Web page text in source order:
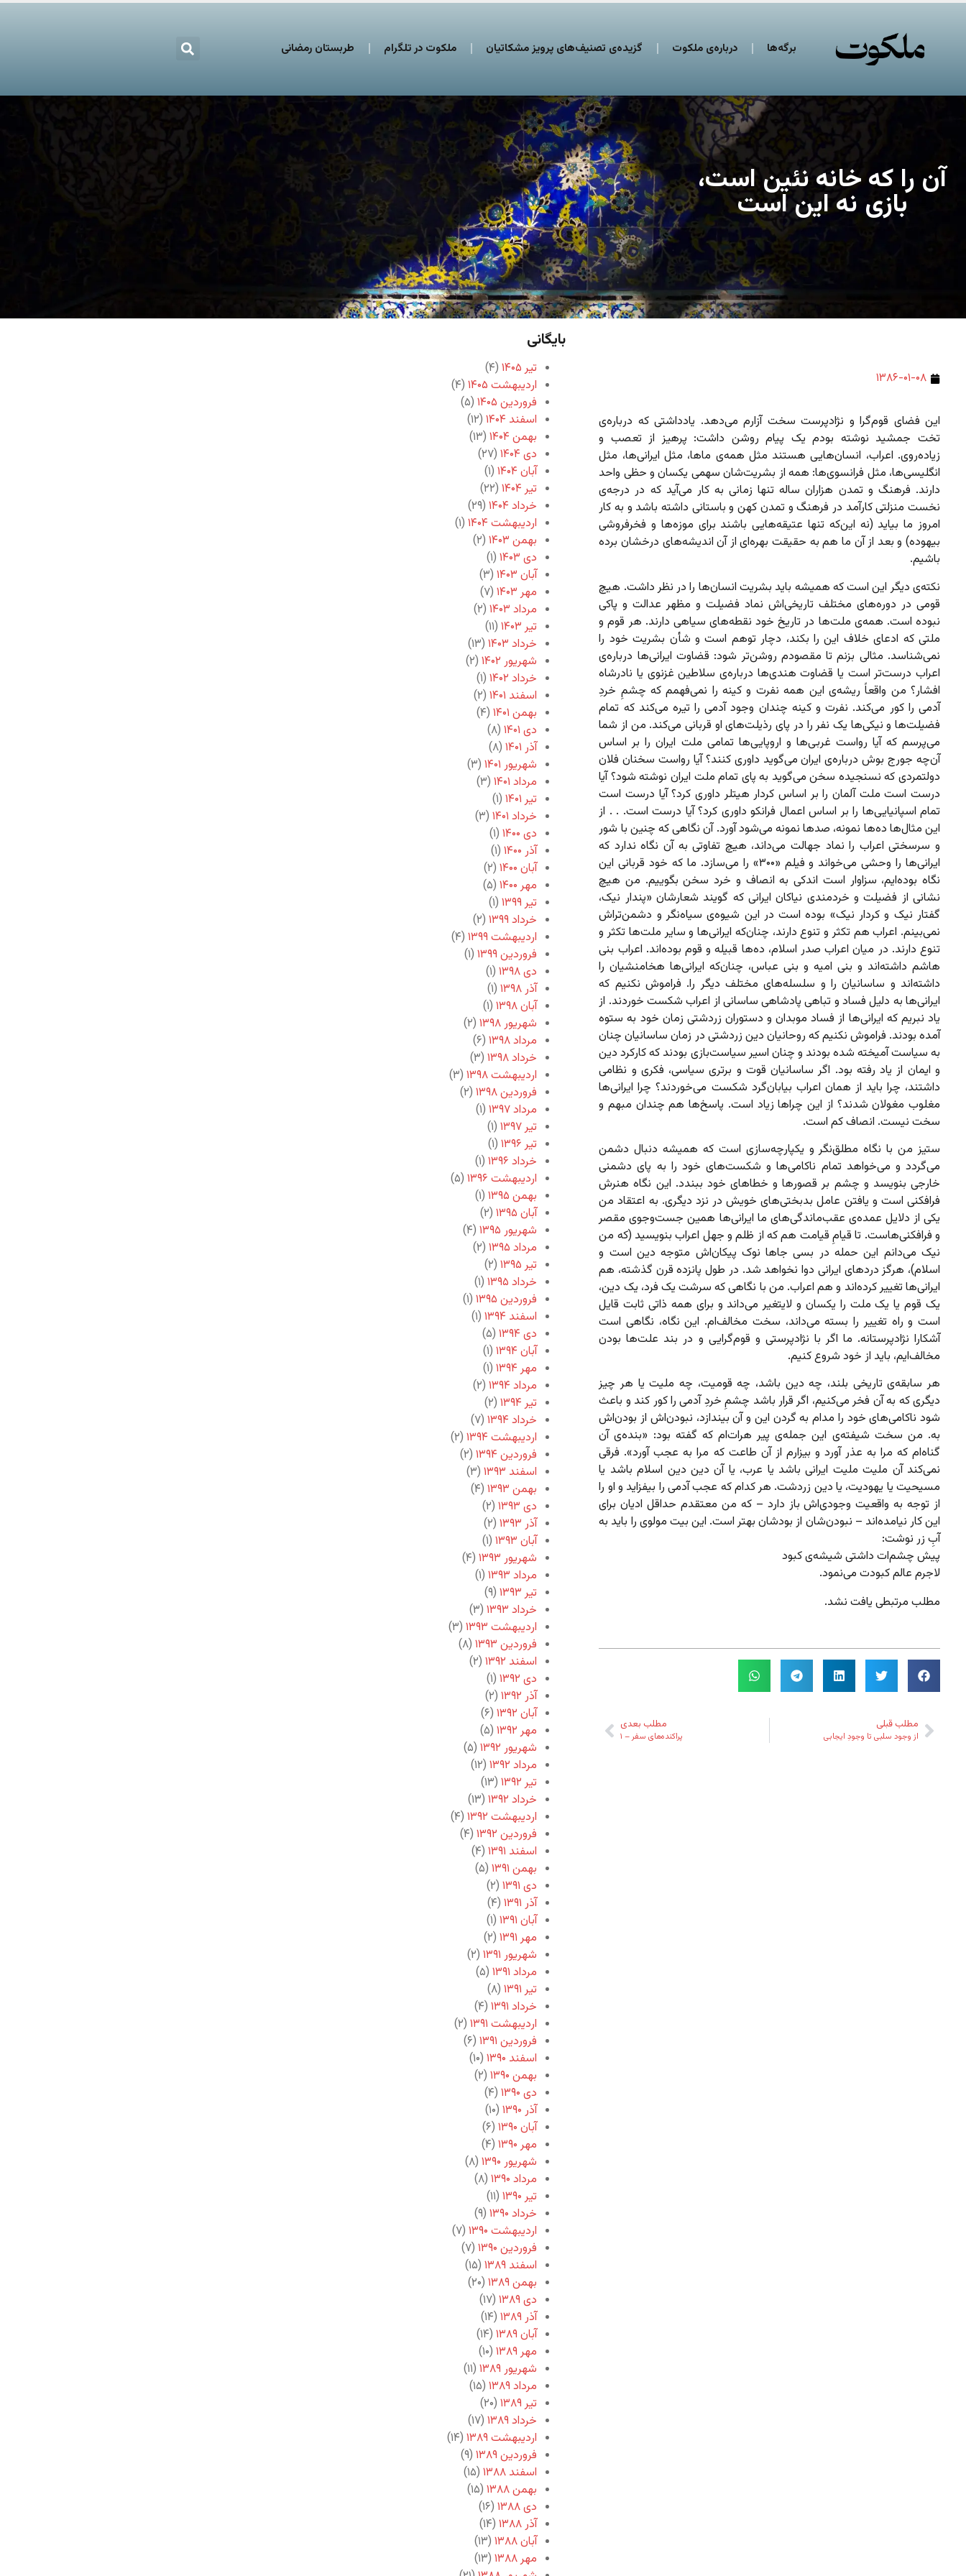
برگه‌ها درباره‌ی ملکوت گزیده‌ی تصنیف‌های پرویز مشکاتیان ملکوت در تلگرام طربستان رمضانی
آن را که خانه نئین است،
بازی نه این است
۱۳۸۶-۰۱-۰۸
این فضای قوم‌گرا و نژادپرست سخت آزارم می‌دهد. یادداشتی که درباره‌ی
تخت جمشید نوشته بودم یک پیام روشن داشت: پرهیز از تعصب و
زیاده‌روی. اعراب، انسان‌هایی هستند مثل همه‌ی ماها، مثل ایرانی‌ها، مثل
انگلیسی‌ها، مثل فرانسوی‌ها: همه از بشریت‌شان سهمی یکسان و حظی واحد
دارند. فرهنگ و تمدن هزاران ساله تنها زمانی به کار می‌آید که در درجه‌ی
نخست منزلتی کارآمد در فرهنگ و تمدن کهن و باستانی داشته باشد و به کار
امروز ما بیاید (نه این‌که تنها عتیقه‌هایی باشند برای موزه‌ها و فخرفروشی
بیهوده) و بعد از آن ما هم به حقیقت بهره‌ای از آن اندیشه‌های درخشان برده
باشیم.
نکته‌ی دیگر این است که همیشه باید بشریت انسان‌ها را در نظر داشت. هیچ
قومی در دوره‌های مختلف تاریخی‌اش نماد فضیلت و مظهر عدالت و پاکی
نبوده است. همه‌ی ملت‌ها در تاریخ خود نقطه‌های سیاهی دارند. هر قوم و
ملتی که ادعای خلاف این را بکند، دچار توهم است و شأن بشریت خود را
نمی‌شناسد. مثالی بزنم تا مقصودم روشن‌تر شود: قضاوت ایرانی‌ها درباره‌ی
اعراب درست‌تر است یا قضاوت هندی‌ها درباره‌ی سلاطین غزنوی یا نادرشاه
افشار؟ من واقعاً ریشه‌ی این همه نفرت و کینه را نمی‌فهمم که چشمِ خردِ
آدمی را کور می‌‌کند. نفرت و کینه چندان وجود آدمی را تیره می‌کند که تمام
فضیلت‌ها و نیکی‌ها یک نفر را در پای رذیلت‌های او قربانی می‌کند. من از شما
می‌پرسم که آیا رواست غربی‌ها و اروپایی‌ها تمامی ملت ایران را بر اساس
آن‌چه جورج بوش درباره‌ی ایران می‌گوید داوری کنند؟ آیا رواست سخنان فلان
دولتمردی که نسنجیده سخن می‌گوید به پای تمام ملت ایران نوشته شود؟ آیا
درست است ملت آلمان را بر اساس کردار هیتلر داوری کرد؟ آیا درست است
تمام اسپانیایی‌ها را بر اساس اعمال فرانکو داوری کرد؟ آیا درست است. . . از
این مثال‌ها ده‌ها نمونه، صدها نمونه می‌شود آورد. آن نگاهی که چنین با شور
و سرسختی اعراب را نماد جهالت می‌داند، هیچ تفاوتی به آن نگاه ندارد که
ایرانی‌ها را وحشی می‌خواند و فیلم «۳۰۰» را می‌سازد. ما که خود قربانی این
نگاه بوده‌ایم، سزاوار است اندکی به انصاف و خرد سخن بگوییم. من هیچ
نشانی از فضیلت و خردمندی نیاکان ایرانی که گویند شعارشان «پندار نیک،
گفتار نیک و کردار نیک» بوده است در این شیوه‌ی سیاه‌نگر و دشمن‌تراش
نمی‌بینم. اعراب هم تکثر و تنوع دارند، چنان‌که ایرانی‌ها و سایر ملت‌ها تکثر و
تنوع دارند. در میان اعراب صدر اسلام، ده‌ها قبیله و قوم بوده‌اند. اعراب بنی
‌هاشم داشته‌اند و بنی امیه و بنی عباس، چنان‌که ایرانی‌ها هخامنشیان را
داشته‌اند و ساسانیان را و سلسله‌های مختلف دیگر را. فراموش نکنیم که
ایرانی‌ها به دلیل فساد و تباهی پادشاهی ساسانی از اعراب شکست خوردند. از
یاد نبریم که ایرانی‌ها از فساد موبدان و دستوران زردشتی زمان خود به ستوه
آمده بودند. فراموش نکنیم که روحانیان دین زردشتی در زمان ساسانیان چنان
به سیاست آمیخته شده بودند و چنان اسیر سیاست‌بازی بودند که کارکرد دین
و ایمان از یاد رفته بود. اگر ساسانیان قوت و برتری سیاسی، فکری و نظامی
داشتند، چرا باید از همان اعراب بیابان‌گرد شکست می‌خوردند؟ چرا ایرانی‌ها
مغلوب مغولان شدند؟ از این چراها زیاد است. پاسخ‌ها هم چندان مبهم و
سخت نیست. انصاف کم است.
ستیز من با نگاه مطلق‌نگر و یکپارچه‌سازی است که همیشه دنبال دشمن
می‌گردد و می‌خواهد تمام ناکامی‌ها و شکست‌های خود را به پای دشمنی
خارجی بنویسد و چشم بر قصورها و خطاهای خود ببندد. این نگاه هنرش
فرافکنی است و یافتن عامل بدبختی‌های خویش در نزد دیگری. به اعتقاد من
یکی از دلایل عمده‌ی عقب‌ماندگی‌های ما ایرانی‌ها همین جست‌وجوی مقصر
و فرافکنی‌هاست. تا قیامِ قیامت‌ هم که از ظلم و جهل اعراب بنویسید (که من
نیک می‌دانم این حمله در بسی جاها نوک پیکان‌اش متوجه دین است و
اسلام)، هرگز دردهای ایرانی دوا نخواهد شد. در طول پانزده قرن گذشته، هم
ایرانی‌ها تغییر کرده‌اند و هم اعراب. من با نگاهی که سرشت یک فرد، یک دین،
یک قوم یا یک ملت را یکسان و لایتغیر می‌داند و برای همه ذاتی ثابت قایل
است و راه تغییر را بسته می‌داند، سخت مخالف‌ام. این نگاه، نگاهی است
آشکارا نژادپرستانه. ما اگر با نژادپرستی و قوم‌گرایی و در بند علت‌ها بودن
مخالف‌ایم، باید از خود شروع کنیم.
هر سابقه‌ی تاریخی بلند، چه دین باشد، چه قومیت، چه ملیت یا هر چیز
دیگری که به آن فخر می‌کنیم، اگر قرار باشد چشمِ خردِ آدمی را کور کند و باعث
شود ناکامی‌های خود را مدام به گردن این و آن بیندازد، نبودن‌اش از بودن‌اش
به. من سخت شیفته‌ی این جمله‌ی پیر هرات‌ام که گفته بود: «بنده‌ی آن
گناه‌ام که مرا به عذر آورد و بیزارم از آن طاعت که مرا به عجب آورد». فرقی
نمی‌کند آن ملیت ملیت ایرانی باشد یا عرب، یا آن دین دین اسلام باشد یا
مسیحیت یا یهودیت، یا دین زردشت. هر کدام که عجب آدمی را بیفزاید و او را
از توجه به واقعیت وجودی‌اش باز دارد – که من معتقدم حداقل ادیان برای
این کار نیامده‌اند – نبودن‌شان از بودشان بهتر است. این بیت مولوی را باید به
آبِ زر نوشت:
پیش چشم‌ات داشتی شیشه‌ی کبود
لاجرم عالم کبودت می‌نمود.
مطلب مرتبطی یافت نشد.
مطلب قبلی
از وجود سلبی تا وجودِ ایجابی
مطلب بعدی
پراکنده‌های سفر – ۱
بایگانی
تیر ۱۴۰۵
(۴)
اردیبهشت ۱۴۰۵
(۴)
فروردین ۱۴۰۵
(۵)
اسفند ۱۴۰۴
(۱۲)
بهمن ۱۴۰۴
(۱۳)
دی ۱۴۰۴
(۲۷)
آبان ۱۴۰۴
(۱)
تیر ۱۴۰۴
(۲۲)
خرداد ۱۴۰۴
(۲۹)
اردیبهشت ۱۴۰۴
(۱)
بهمن ۱۴۰۳
(۲)
دی ۱۴۰۳
(۱)
آبان ۱۴۰۳
(۳)
مهر ۱۴۰۳
(۷)
مرداد ۱۴۰۳
(۲)
تیر ۱۴۰۳
(۱۱)
خرداد ۱۴۰۳
(۱۳)
شهریور ۱۴۰۲
(۲)
خرداد ۱۴۰۲
(۱)
اسفند ۱۴۰۱
(۲)
بهمن ۱۴۰۱
(۴)
دی ۱۴۰۱
(۸)
آذر ۱۴۰۱
(۸)
شهریور ۱۴۰۱
(۳)
مرداد ۱۴۰۱
(۳)
تیر ۱۴۰۱
(۱)
خرداد ۱۴۰۱
(۳)
دی ۱۴۰۰
(۱)
آذر ۱۴۰۰
(۱)
آبان ۱۴۰۰
(۲)
مهر ۱۴۰۰
(۵)
تیر ۱۳۹۹
(۱)
خرداد ۱۳۹۹
(۲)
اردیبهشت ۱۳۹۹
(۴)
فروردین ۱۳۹۹
(۱)
دی ۱۳۹۸
(۱)
آذر ۱۳۹۸
(۱)
آبان ۱۳۹۸
(۱)
شهریور ۱۳۹۸
(۲)
مرداد ۱۳۹۸
(۶)
خرداد ۱۳۹۸
(۳)
اردیبهشت ۱۳۹۸
(۳)
فروردین ۱۳۹۸
(۲)
مرداد ۱۳۹۷
(۱)
تیر ۱۳۹۷
(۱)
تیر ۱۳۹۶
(۱)
خرداد ۱۳۹۶
(۱)
اردیبهشت ۱۳۹۶
(۵)
بهمن ۱۳۹۵
(۱)
آبان ۱۳۹۵
(۲)
شهریور ۱۳۹۵
(۴)
مرداد ۱۳۹۵
(۲)
تیر ۱۳۹۵
(۲)
خرداد ۱۳۹۵
(۱)
فروردین ۱۳۹۵
(۱)
اسفند ۱۳۹۴
(۱)
دی ۱۳۹۴
(۵)
آبان ۱۳۹۴
(۱)
مهر ۱۳۹۴
(۱)
مرداد ۱۳۹۴
(۲)
تیر ۱۳۹۴
(۲)
خرداد ۱۳۹۴
(۷)
اردیبهشت ۱۳۹۴
(۲)
فروردین ۱۳۹۴
(۲)
اسفند ۱۳۹۳
(۳)
بهمن ۱۳۹۳
(۴)
دی ۱۳۹۳
(۲)
آذر ۱۳۹۳
(۲)
آبان ۱۳۹۳
(۱)
شهریور ۱۳۹۳
(۴)
مرداد ۱۳۹۳
(۱)
تیر ۱۳۹۳
(۹)
خرداد ۱۳۹۳
(۳)
اردیبهشت ۱۳۹۳
(۳)
فروردین ۱۳۹۳
(۸)
اسفند ۱۳۹۲
(۲)
دی ۱۳۹۲
(۱)
آذر ۱۳۹۲
(۲)
آبان ۱۳۹۲
(۶)
مهر ۱۳۹۲
(۵)
شهریور ۱۳۹۲
(۵)
مرداد ۱۳۹۲
(۱۲)
تیر ۱۳۹۲
(۱۳)
خرداد ۱۳۹۲
(۱۳)
اردیبهشت ۱۳۹۲
(۴)
فروردین ۱۳۹۲
(۴)
اسفند ۱۳۹۱
(۴)
بهمن ۱۳۹۱
(۵)
دی ۱۳۹۱
(۲)
آذر ۱۳۹۱
(۴)
آبان ۱۳۹۱
(۱)
مهر ۱۳۹۱
(۲)
شهریور ۱۳۹۱
(۲)
مرداد ۱۳۹۱
(۵)
تیر ۱۳۹۱
(۸)
خرداد ۱۳۹۱
(۴)
اردیبهشت ۱۳۹۱
(۲)
فروردین ۱۳۹۱
(۶)
اسفند ۱۳۹۰
(۱۰)
بهمن ۱۳۹۰
(۲)
دی ۱۳۹۰
(۴)
آذر ۱۳۹۰
(۱۰)
آبان ۱۳۹۰
(۶)
مهر ۱۳۹۰
(۴)
شهریور ۱۳۹۰
(۸)
مرداد ۱۳۹۰
(۸)
تیر ۱۳۹۰
(۱۱)
خرداد ۱۳۹۰
(۹)
اردیبهشت ۱۳۹۰
(۷)
فروردین ۱۳۹۰
(۷)
اسفند ۱۳۸۹
(۱۵)
بهمن ۱۳۸۹
(۲۰)
دی ۱۳۸۹
(۱۷)
آذر ۱۳۸۹
(۱۴)
آبان ۱۳۸۹
(۱۴)
مهر ۱۳۸۹
(۱۰)
شهریور ۱۳۸۹
(۱۱)
مرداد ۱۳۸۹
(۱۵)
تیر ۱۳۸۹
(۲۰)
خرداد ۱۳۸۹
(۱۷)
اردیبهشت ۱۳۸۹
(۱۴)
فروردین ۱۳۸۹
(۹)
اسفند ۱۳۸۸
(۱۵)
بهمن ۱۳۸۸
(۱۵)
دی ۱۳۸۸
(۱۶)
آذر ۱۳۸۸
(۱۴)
آبان ۱۳۸۸
(۱۳)
مهر ۱۳۸۸
(۱۳)